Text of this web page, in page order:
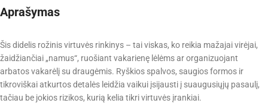
Aprašymas
Šis didelis rožinis virtuvės rinkinys – tai viskas, ko reikia mažajai virėjai,
žaidžiančiai „namus“, ruošiant vakarienę lėlėms ar organizuojant
arbatos vakarėlį su draugėmis. Ryškios spalvos, saugios formos ir
tikroviškai atkurtos detalės leidžia vaikui įsijausti į suaugusiųjų pasaulį,
tačiau be jokios rizikos, kurią kelia tikri virtuvės įrankiai.